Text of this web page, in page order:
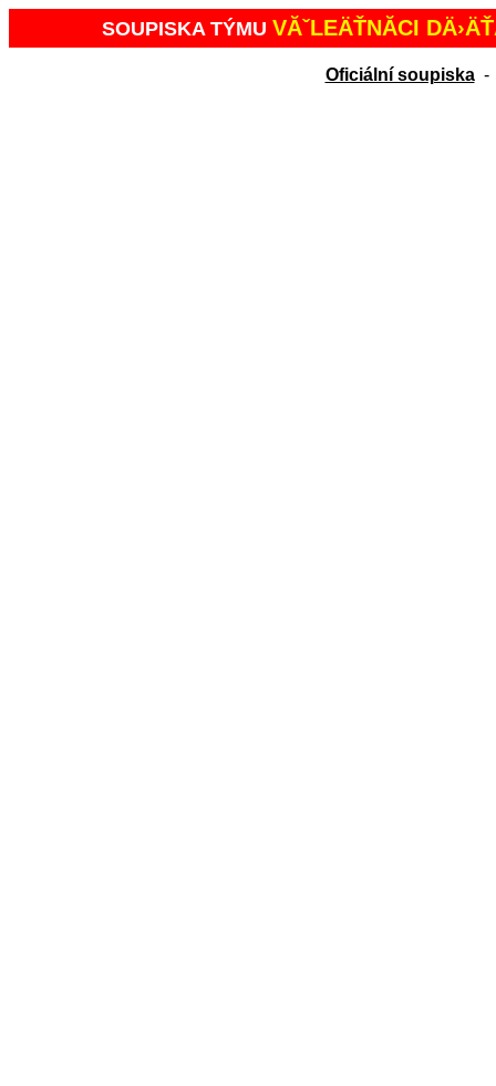
SOUPISKA TÝMU VĂˇLEÄŤNĂ­CI
Oficiální soupiska